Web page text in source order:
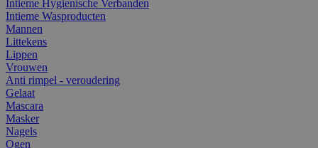
Intieme Hygienische Verbanden
Intieme Wasproducten
Mannen
Littekens
Lippen
Vrouwen
Anti rimpel - veroudering
Gelaat
Mascara
Masker
Nagels
Ogen